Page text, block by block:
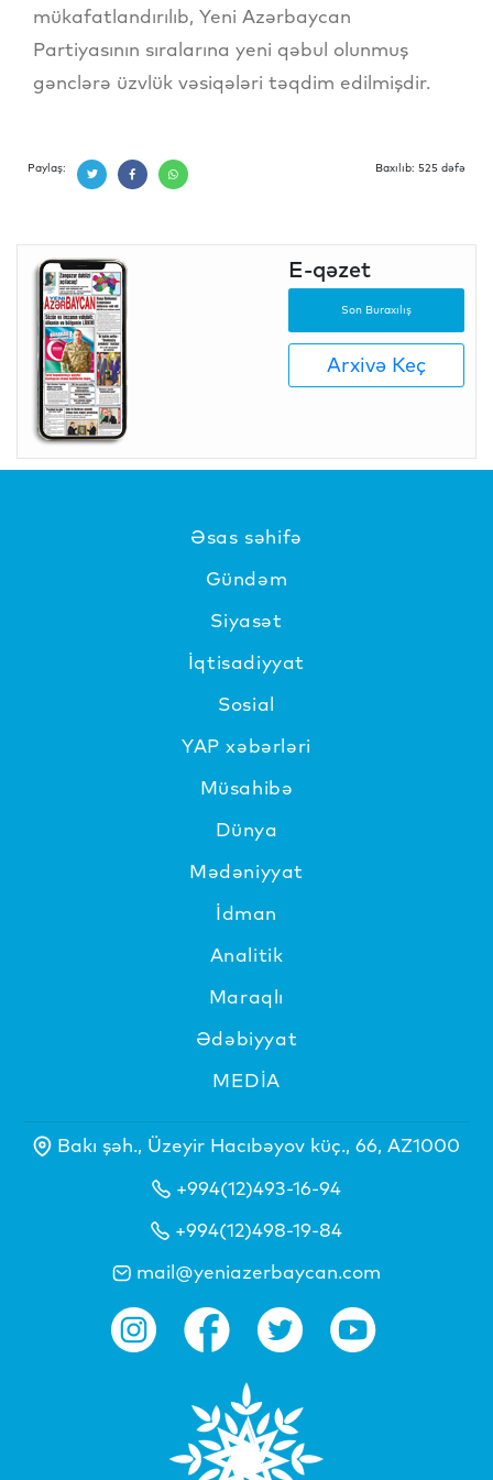
mükafatlandırılıb, Yeni Azərbaycan
Partiyasının sıralarına yeni qəbul olunmuş
gənclərə üzvlük vəsiqələri təqdim edilmişdir.
Paylaş: Baxılıb: 525 dəfə
E-qəzet
Son Buraxılış
Arxivə Keç
Əsas səhifə
Gündəm
Siyasət
İqtisadiyyat
Sosial
YAP xəbərləri
Müsahibə
Dünya
Mədəniyyat
İdman
Analitik
Maraqlı
Ədəbiyyat
MEDİA
Bakı şəh., Üzeyir Hacıbəyov küç., 66, AZ1000
+994(12)493-16-94
+994(12)498-19-84
mail@yeniazerbaycan.com